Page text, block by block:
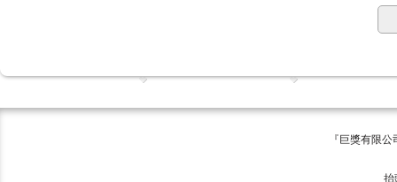
『巨獎有限公司
抬頭:巨